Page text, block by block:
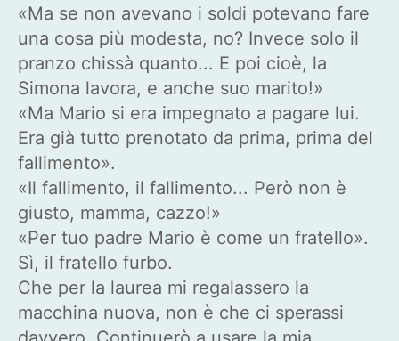
«Ma se non avevano i soldi potevano fare
una cosa più modesta, no? Invece solo il
pranzo chissà quanto... E poi cioè, la
Simona lavora, e anche suo marito!»
«Ma Mario si era impegnato a pagare lui.
Era già tutto prenotato da prima, prima del
fallimento».
«Il fallimento, il fallimento... Però non è
giusto, mamma, cazzo!»
«Per tuo padre Mario è come un fratello».
Sì, il fratello furbo.
Che per la laurea mi regalassero la
macchina nuova, non è che ci sperassi